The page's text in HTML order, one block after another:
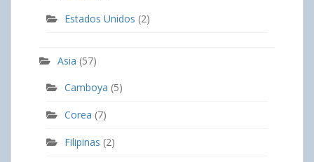
Estados Unidos (2)
Asia (57)
Camboya (5)
Corea (7)
Filipinas (2)